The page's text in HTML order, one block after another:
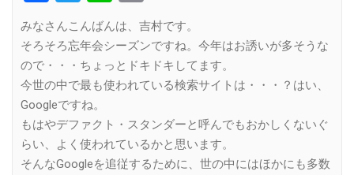
Link
みなさんこんばんは、吉村です。
そろそろ忘年会シーズンですね。今年はお誘いが多そうな
ので・・・ちょっとドキドキしてます。
今世の中で最も使われている検索サイトは・・・？はい、
Googleですね。
もはやデファクト・スタンダーと呼んでもおかしくないぐ
らい、よく使われているかと思います。
そんなGoogleを追従するために、世の中にはほかにも多数